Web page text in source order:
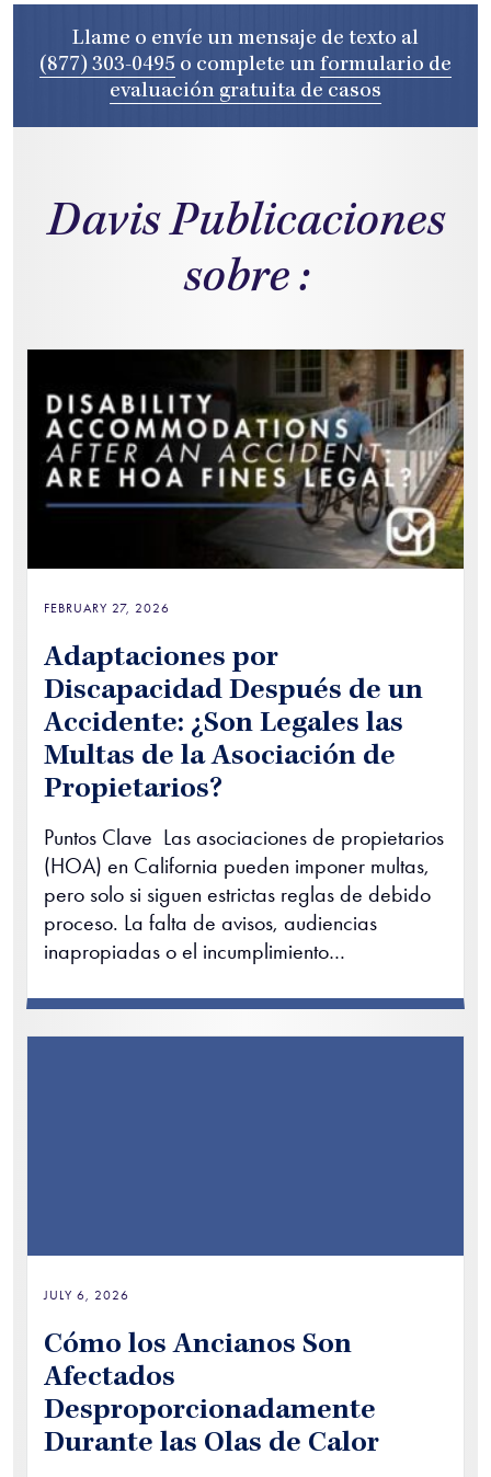
Llame o envíe un mensaje de texto al
(877) 303-0495 o complete un formulario de
evaluación gratuita de casos
Davis Publicaciones
sobre :
FEBRUARY 27, 2026
Adaptaciones por
Discapacidad Después de un
Accidente: ¿Son Legales las
Multas de la Asociación de
Propietarios?
Puntos Clave Las asociaciones de propietarios
(HOA) en California pueden imponer multas,
pero solo si siguen estrictas reglas de debido
proceso. La falta de avisos, audiencias
inapropiadas o el incumplimiento…
JULY 6, 2026
Cómo los Ancianos Son
Afectados
Desproporcionadamente
Durante las Olas de Calor